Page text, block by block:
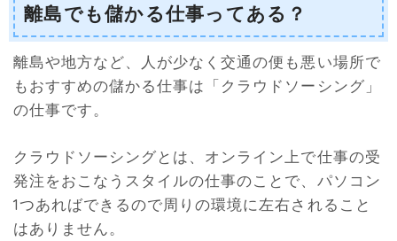
離島でも儲かる仕事ってある？
離島や地方など、人が少なく交通の便も悪い場所で
もおすすめの儲かる仕事は「クラウドソーシング」
の仕事です。
クラウドソーシングとは、オンライン上で仕事の受
発注をおこなうスタイルの仕事のことで、パソコン
1つあればできるので周りの環境に左右されること
はありません。